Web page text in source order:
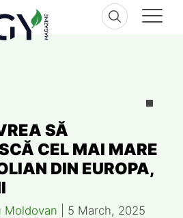
SĂ
CEL MAI MARE
DIN EUROPA,
Moldovan 5 March, 2025